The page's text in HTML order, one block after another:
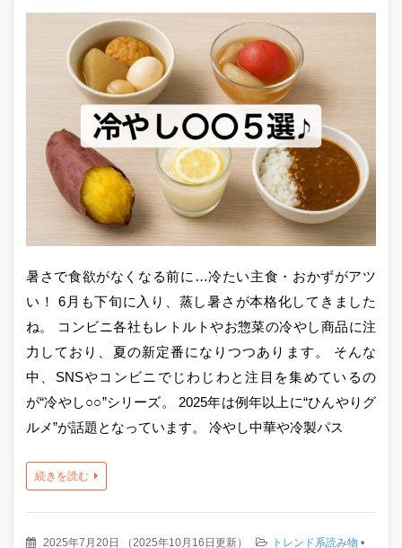
暑さで食欲がなくなる前に…冷たい主食・おかずがアツ
い！ 6月も下旬に入り、蒸し暑さが本格化してきました
ね。 コンビニ各社もレトルトやお惣菜の冷やし商品に注
力しており、夏の新定番になりつつあります。 そんな
中、SNSやコンビニでじわじわと注目を集めているの
が“冷やし○○”シリーズ。 2025年は例年以上に“ひんやりグ
ルメ”が話題となっています。 冷やし中華や冷製パス
続きを読む
2025年7月20日 （2025年10月16日更新） トレンド系読み物 •